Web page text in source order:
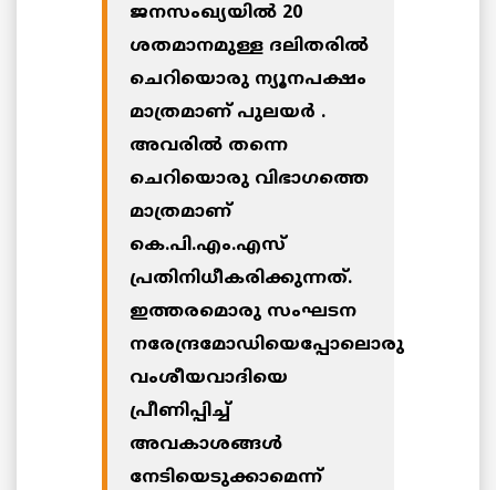
ജനസംഖ്യയില്‍ 20
ശതമാനമുള്ള ദലിതരില്‍
ചെറിയൊരു ന്യൂനപക്ഷം
മാത്രമാണ് പുലയര്‍ .
അവരില്‍ തന്നെ
ചെറിയൊരു വിഭാഗത്തെ
മാത്രമാണ്
കെ.പി.എം.എസ്
പ്രതിനിധീകരിക്കുന്നത്.
ഇത്തരമൊരു സംഘടന
നരേന്ദ്രമോഡിയെപ്പോലൊരു
വംശീയവാദിയെ
പ്രീണിപ്പിച്ച്
അവകാശങ്ങള്‍
നേടിയെടുക്കാമെന്ന്